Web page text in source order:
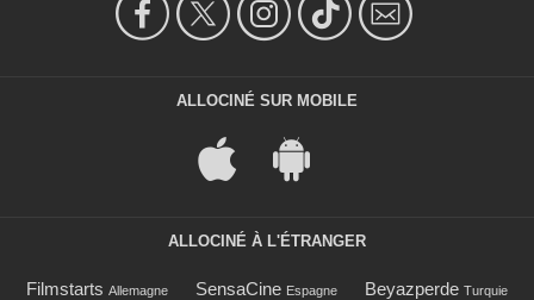
ALLOCINÉ SUR MOBILE
ALLOCINÉ À L'ÉTRANGER
Filmstarts Allemagne SensaCine Espagne Beyazperde Turquie